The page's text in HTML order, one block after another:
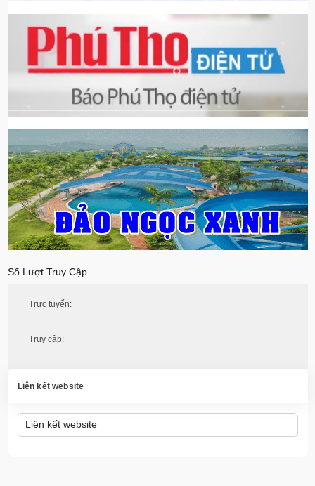
Số Lượt Truy Cập
Trực tuyến:
Truy cập:
Liên kết website